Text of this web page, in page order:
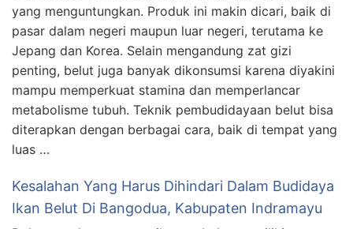
yang menguntungkan. Produk ini makin dicari, baik di
pasar dalam negeri maupun luar negeri, terutama ke
Jepang dan Korea. Selain mengandung zat gizi
penting, belut juga banyak dikonsumsi karena diyakini
mampu memperkuat stamina dan memperlancar
metabolisme tubuh. Teknik pembudidayaan belut bisa
diterapkan dengan berbagai cara, baik di tempat yang
luas …
Kesalahan Yang Harus Dihindari Dalam Budidaya
Ikan Belut Di Bangodua, Kabupaten Indramayu